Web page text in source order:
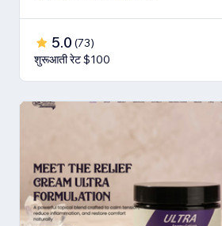
5.0 (73)
शुरूआती रेट $100